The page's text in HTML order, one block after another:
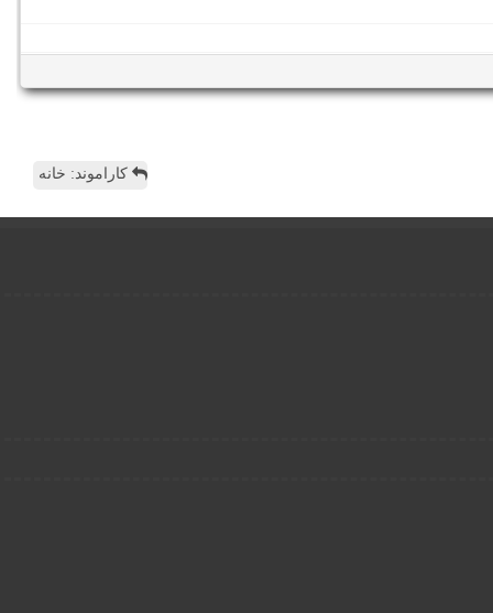
کاراموند: خانه